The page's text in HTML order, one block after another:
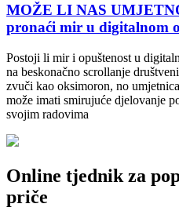
MOŽE LI NAS
pronaći mir u digitalnom
Postoji li mir i opuštenost u
na beskonačno scrollanje
zvuči kao oksimoron, no
može imati smirujuće djelovanje
svojim radovima
Online tjednik za
priče